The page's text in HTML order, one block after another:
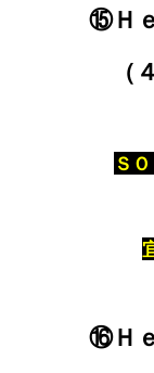
⑮Ｈ
（
Ｓ
⑯Ｈ